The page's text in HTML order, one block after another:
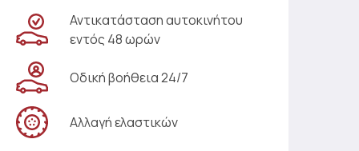
Αντικατάσταση αυτοκινήτου
εντός 48 ωρών
Οδική βοήθεια 24/7
Αλλαγή ελαστικών